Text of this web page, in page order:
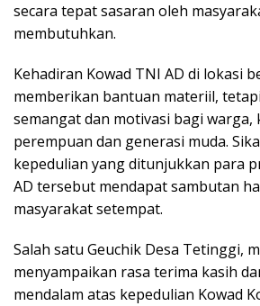
secara tepat sasaran oleh
membutuhkan.
Kehadiran Kowad TNI AD di lokasi
memberikan bantuan materiil,
semangat dan motivasi bagi warga,
perempuan dan generasi muda.
kepedulian yang ditunjukkan para
AD tersebut mendapat sambutan
masyarakat setempat.
Salah satu Geuchik Desa Tetinggi,
menyampaikan rasa terima kasih
mendalam atas kepedulian Kowad